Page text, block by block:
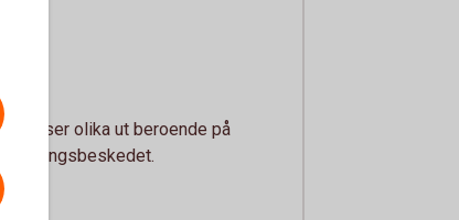
ser olika ut beroende på